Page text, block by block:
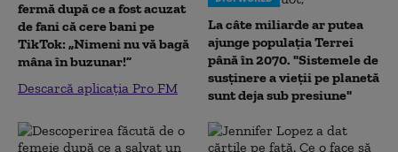
fermă după ce a fost acuzat
de fani că cere bani pe
TikTok: „Nimeni nu vă bagă
mâna în buzunar!”
Descarcă aplicația Pro FM
La câte miliarde ar putea
ajunge populația Terrei
până în 2070. "Sistemele de
susținere a vieții pe planetă
sunt deja sub presiune"